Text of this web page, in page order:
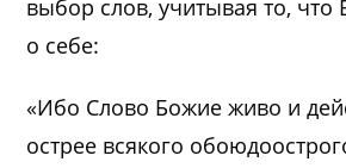
выбор слов, учитывая то, что
о себе:
«Ибо Слово Божие живо и
острее всякого